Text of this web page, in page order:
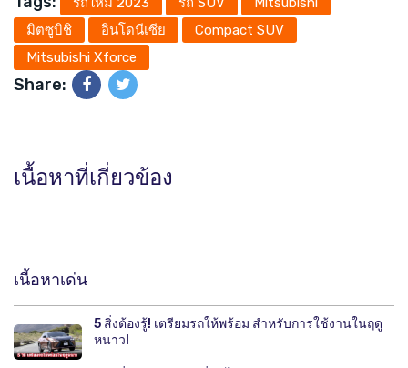
มิตซูบิชิ
อินโดนีเซีย
Compact SUV
Mitsubishi Xforce
Share:
เนื้อหาที่เกี่ยวข้อง
เนื้อหาเด่น
5 สิ่งต้องรู้! เตรียมรถให้พร้อม สำหรับการใช้งานในฤดู
หนาว!